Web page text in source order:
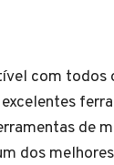
com todos
de
dos